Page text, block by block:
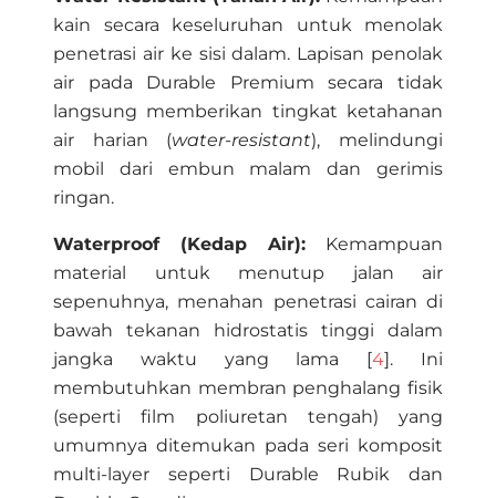
kain secara keseluruhan untuk menolak
penetrasi air ke sisi dalam. Lapisan penolak
air pada Durable Premium secara tidak
langsung memberikan tingkat ketahanan
air harian (water-resistant), melindungi
mobil dari embun malam dan gerimis
ringan.
Waterproof (Kedap Air): Kemampuan
material untuk menutup jalan air
sepenuhnya, menahan penetrasi cairan di
bawah tekanan hidrostatis tinggi dalam
jangka waktu yang lama [4]. Ini
membutuhkan membran penghalang fisik
(seperti film poliuretan tengah) yang
umumnya ditemukan pada seri komposit
multi-layer seperti Durable Rubik dan